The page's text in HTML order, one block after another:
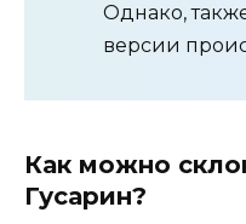
Однако,
версии
Как можно
Гусарин?